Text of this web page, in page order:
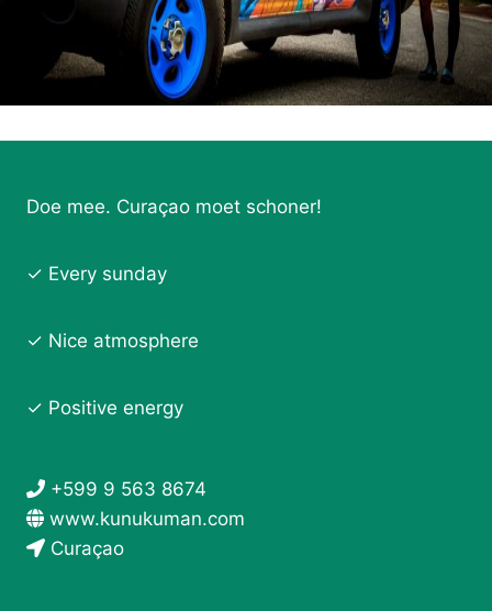
Doe mee. Curaçao moet schoner!
✓ Every sunday
✓ Nice atmosphere
✓ Positive energy
+599 9 563 8674
www.kunukuman.com
Curaçao